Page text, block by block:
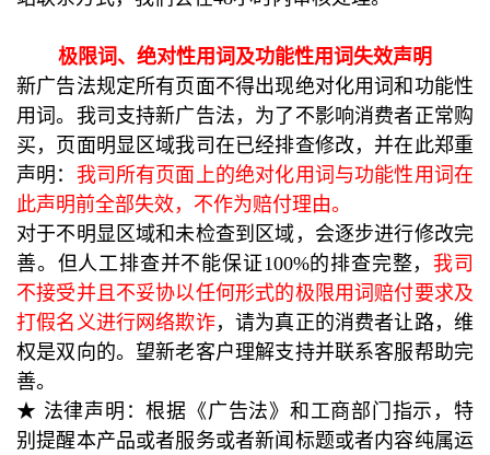
极限词、绝对性用词及功能性用词失效声明
新广告法规定所有页面不得出现绝对化用词和功能性
用词。我司支持新广告法，为了不影响消费者正常购
买，页面明显区域我司在已经排查修改，并在此郑重
声明： 我司所有页面上的绝对化用词与功能性用词在
此声明前全部失效，不作为赔付理由。
对于不明显区域和未检查到区域，会逐步进行修改完
善。但人工排查并不能保证100%的排查完整， 我司
不接受并且不妥协以任何形式的极限用词赔付要求及
打假名义进行网络欺诈，请为真正的消费者让路，维
权是双向的。望新老客户理解支持并联系客服帮助完
善。
★ 法律声明：根据《广告法》和工商部门指示，特
别提醒本产品或者服务或者新闻标题或者内容纯属运